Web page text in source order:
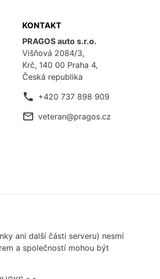
KONTAKT
PRAGOS auto s.r.o.
Višňová 2084/3,
Krč, 140 00 Praha 4,
Česká republika
phone +420 737 898 909
mail_outline veteran@pragos.cz
ani další části serveru) nesmí
a společností mohou být